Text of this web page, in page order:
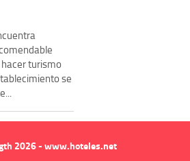
turismo
se
2026 - www.hoteles.net